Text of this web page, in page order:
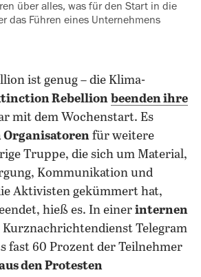
über alles, was für den Start in die
das Führen eines Unternehmens
ist genug – die Klima-
Rebellion beenden ihre
mit dem Wochenstart. Es
Organisatoren für weitere
Truppe, die sich um Material,
Kommunikation und
Aktivisten gekümmert hat,
hieß es. In einer internen
Kurznachrichtendienst Telegram
fast 60 Prozent der Teilnehmer
den Protesten